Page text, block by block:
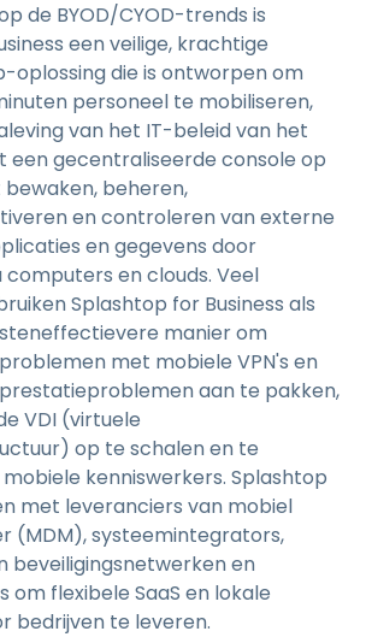
de BYOD/CYOD-trends is
een veilige, krachtige
oplossing die is ontworpen om
personeel te mobiliseren,
van het IT-beleid van het
een gecentraliseerde console op
beheren,
en controleren van externe
en gegevens door
en clouds. Veel
Splashtop for Business als
manier om
met mobiele VPN's en
prestatieproblemen aan te pakken,
VDI (virtuele
op te schalen en te
kenniswerkers. Splashtop
met leveranciers van mobiel
(MDM), systeemintegrators,
beveiligingsnetwerken en
om flexibele SaaS en lokale
bedrijven te leveren.